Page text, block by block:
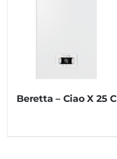
Beretta – Ciao X 25 C